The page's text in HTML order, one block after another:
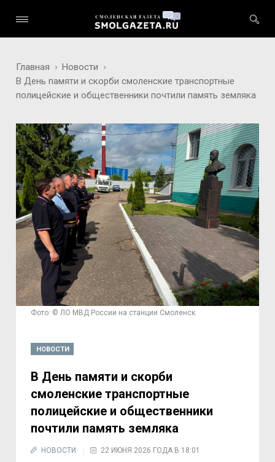
Главная
Новости
В День памяти и скорби смоленские транспортные
полицейские и общественники почтили память земляка
Фото: © ЛО МВД России на станции Смоленск
НОВОСТИ
В День памяти и скорби
смоленские транспортные
полицейские и общественники
почтили память земляка
НОВОСТИ 22 ИЮНЯ 2026 ГОДА В 18:01